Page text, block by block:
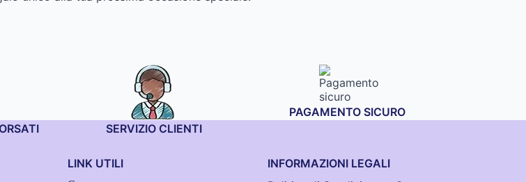
SERVIZIO CLIENTI
PAGAMENTO SICURO
LINK UTILI
INFORMAZIONI LEGALI